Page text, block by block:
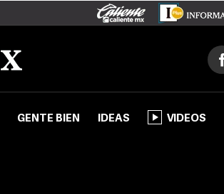
GENTE BIEN IDEAS VIDEOS